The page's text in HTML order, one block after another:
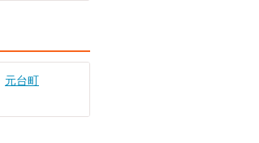
元台町